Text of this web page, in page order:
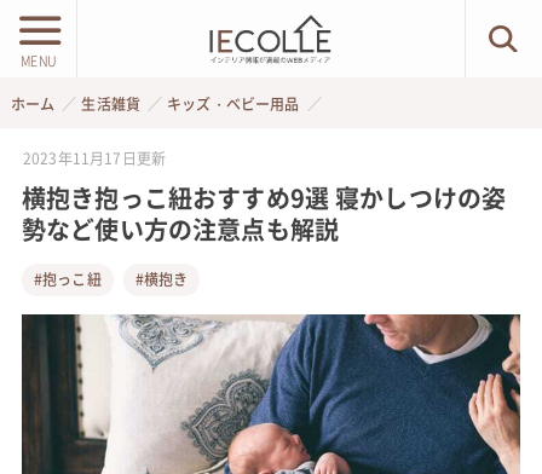
MENU
ホーム 生活雑貨 キッズ・ベビー用品
2023年11月17日更新
横抱き抱っこ紐おすすめ9選 寝かしつけの姿
勢など使い方の注意点も解説
#抱っこ紐 #横抱き